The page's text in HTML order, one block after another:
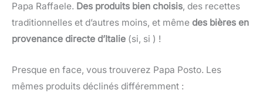
Papa Raffaele. Des produits bien choisis, des recettes
traditionnelles et d’autres moins, et même des bières en
provenance directe d’Italie (si, si ) !
Presque en face, vous trouverez Papa Posto. Les
mêmes produits déclinés différemment :